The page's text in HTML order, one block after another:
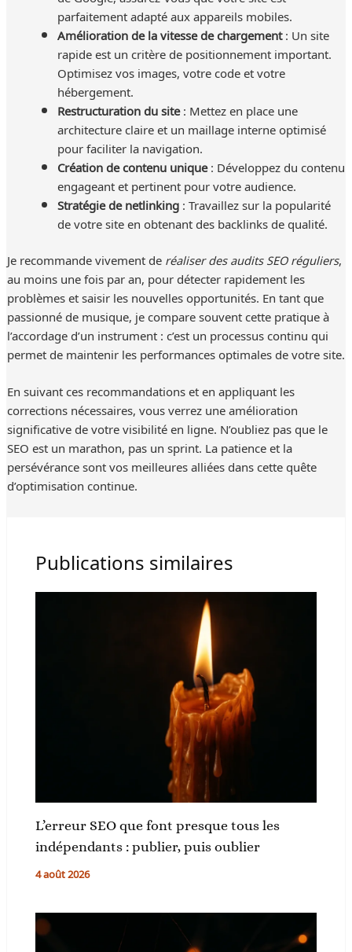
parfaitement adapté aux appareils mobiles.
Amélioration de la vitesse de chargement: Un site
rapide est un critère de positionnement important.
Optimisez vos images, votre code et votre
hébergement.
Restructuration du site: Mettez en place une
architecture claire et un maillage interne optimisé
pour faciliter la navigation.
Création de contenu unique: Développez du contenu
engageant et pertinent pour votre audience.
Stratégie de netlinking: Travaillez sur la popularité
de votre site en obtenant des backlinks de qualité.
Je recommande vivement deréaliser des audits SEO réguliers,
au moins une fois par an, pour détecter rapidement les
problèmes et saisir les nouvelles opportunités. En tant que
passionné de musique, je compare souvent cette pratique à
l’accordage d’un instrument : c’est un processus continu qui
permet de maintenir les performances optimales de votre site.
En suivant ces recommandations et en appliquant les
corrections nécessaires, vous verrez une amélioration
significative de votre visibilité en ligne. N’oubliez pas que le
SEO est un marathon, pas un sprint. La patience et la
persévérance sont vos meilleures alliées dans cette quête
d’optimisation continue.
Publications similaires
L’erreur SEO que font presque tous les
indépendants : publier, puis oublier
4 août 2026